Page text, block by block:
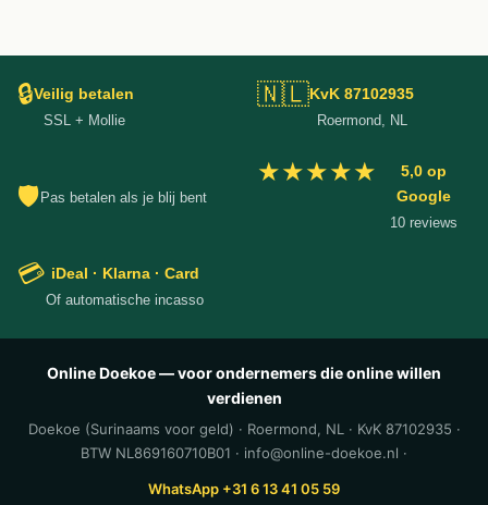
🔒Veilig betalen
SSL + Mollie
🇳🇱KvK 87102935
Roermond, NL
🛡 Pas betalen als je blij bent
★★★★★
5,0 op
Google
10 reviews
💳 iDeal · Klarna · Card
Of automatische incasso
Online Doekoe — voor ondernemers die online willen
verdienen
Doekoe (Surinaams voor geld) · Roermond, NL · KvK 87102935 ·
BTW NL869160710B01 · info@online-doekoe.nl ·
WhatsApp +31 6 13 41 05 59